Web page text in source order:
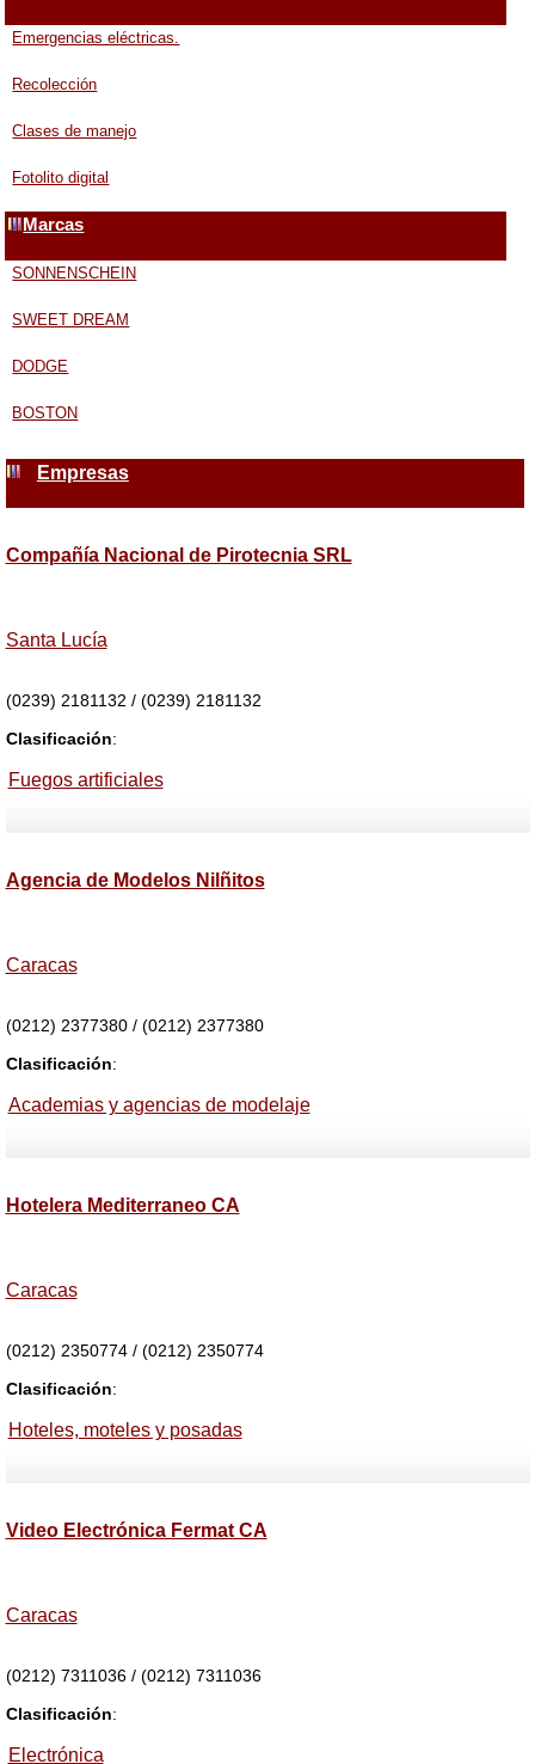
Emergencias eléctricas.
Recolección
Clases de manejo
Fotolito digital
Marcas
SONNENSCHEIN
SWEET DREAM
DODGE
BOSTON
Empresas
Compañía Nacional de Pirotecnia SRL
Santa Lucía
(0239) 2181132 / (0239) 2181132
Clasificación:
Fuegos artificiales
Agencia de Modelos Nilñitos
Caracas
(0212) 2377380 / (0212) 2377380
Clasificación:
Academias y agencias de modelaje
Hotelera Mediterraneo CA
Caracas
(0212) 2350774 / (0212) 2350774
Clasificación:
Hoteles, moteles y posadas
Video Electrónica Fermat CA
Caracas
(0212) 7311036 / (0212) 7311036
Clasificación:
Electrónica